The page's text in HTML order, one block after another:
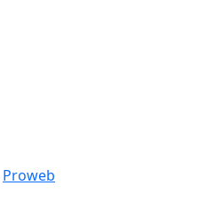
Proweb